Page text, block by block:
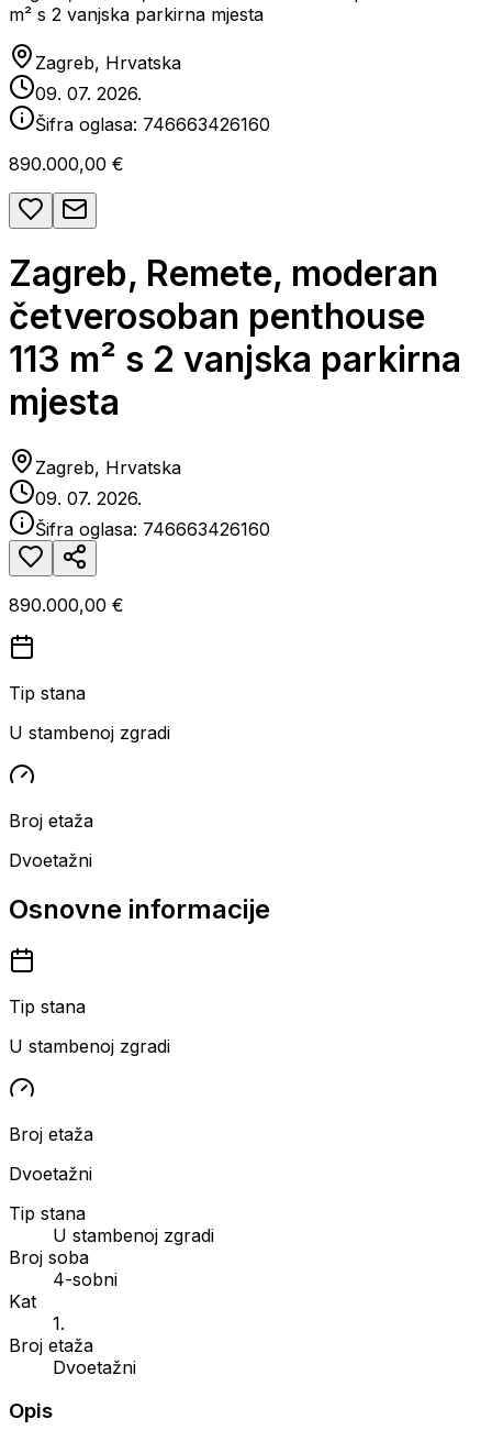
m² s 2 vanjska parkirna mjesta
Zagreb, Hrvatska
09. 07. 2026.
Šifra oglasa: 746663426160
890.000,00 €
Zagreb, Remete, moderan
četverosoban penthouse
113 m² s 2 vanjska parkirna
mjesta
Zagreb, Hrvatska
09. 07. 2026.
Šifra oglasa: 746663426160
890.000,00 €
Tip stana
U stambenoj zgradi
Broj etaža
Dvoetažni
Osnovne informacije
Tip stana
U stambenoj zgradi
Broj etaža
Dvoetažni
Tip stana
U stambenoj zgradi
Broj soba
4-sobni
Kat
1.
Broj etaža
Dvoetažni
Opis